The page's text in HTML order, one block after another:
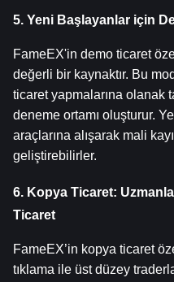
5. Yeni Başlayanlar için
FameEX'in demo ticaret
değerli bir kaynaktır. Bu
ticaret yapmalarına olanak
deneme ortamı oluşturur.
araçlarına alışarak mali
geliştirebilirler.
6. Kopya Ticaret:
Ticaret
FameEX’in kopya ticaret
tıklama ile üst düzey